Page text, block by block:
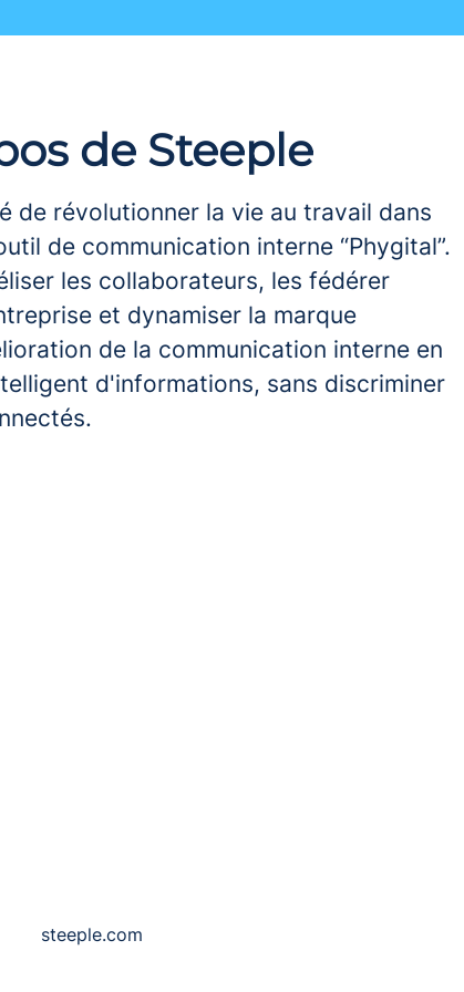
de Steeple
de révolutionner la vie au travail dans
de communication interne “Phygital”.
les collaborateurs, les fédérer
et dynamiser la marque
de la communication interne en
d'informations, sans discriminer
steeple.com